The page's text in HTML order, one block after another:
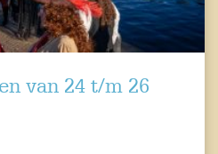
van 24 t/m 26